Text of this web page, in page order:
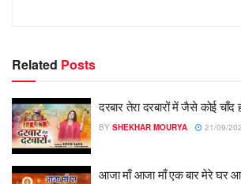
Related Posts
दरबार तेरा दरबारों में जैसे कोई चाँद
BY SHEKHAR MOURYA 21/09/
आजा माँ आजा माँ एक बार मेरे घर आ